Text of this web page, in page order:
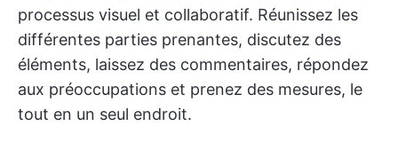
processus visuel et collaboratif. Réunissez les
différentes parties prenantes, discutez des
éléments, laissez des commentaires, répondez
aux préoccupations et prenez des mesures, le
tout en un seul endroit.